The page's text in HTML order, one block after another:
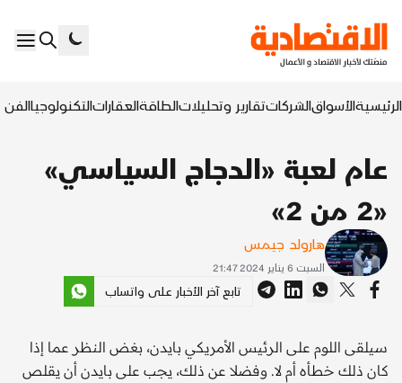
الرئيسيةالأسواقالشركاتتقارير وتحليلاتالطاقةالعقاراتالتكنولوجياالفن
عام لعبة «الدجاج السياسي»
«2 من 2»
هارولد جيمس
السبت 6 يناير 2024 21:47
تابع آخر الأخبار على واتساب
سيلقى اللوم على الرئيس الأمريكي بايدن، بغض النظر عما إذا
كان ذلك خطأه أم لا. وفضلا عن ذلك، يجب على بايدن أن يقلص